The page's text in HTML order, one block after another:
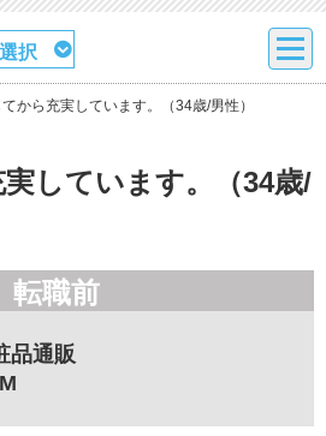
択
から充実しています。（34歳/男性）
しています。（34歳/
転職前
品通販